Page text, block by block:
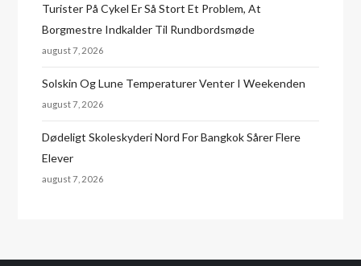
Turister På Cykel Er Så Stort Et Problem, At
Borgmestre Indkalder Til Rundbordsmøde
august 7, 2026
Solskin Og Lune Temperaturer Venter I Weekenden
august 7, 2026
Dødeligt Skoleskyderi Nord For Bangkok Sårer Flere
Elever
august 7, 2026